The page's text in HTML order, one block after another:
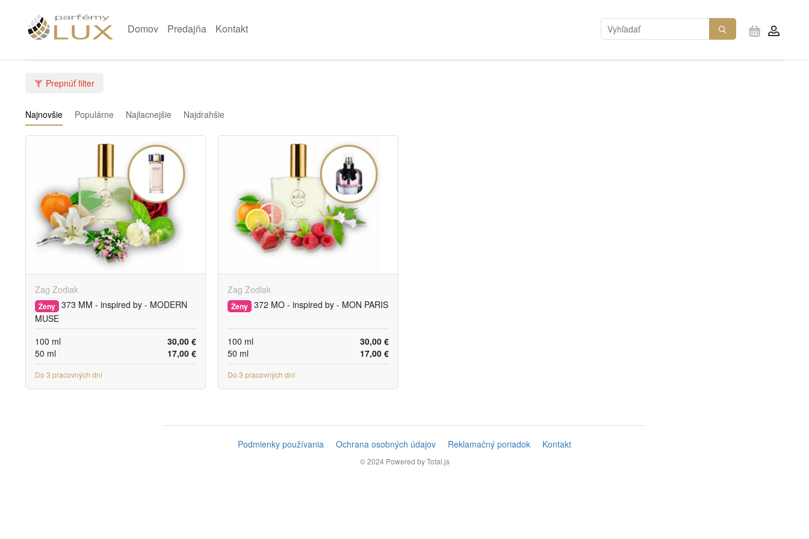
Domov Predajňa Kontakt
Prepnúť filter
Najnovšie Populárne Najlacnejšie Najdrahšie
Zag Zodiak
Ženy 373 MM - inspired by - MODERN
MUSE
30,00 €
100 ml
17,00 €
50 ml
Do 3 pracovných dní
Zag Zodiak
Ženy 372 MO - inspired by - MON PARIS
30,00 €
100 ml
17,00 €
50 ml
Do 3 pracovných dní
Podmienky používania Ochrana osobných údajov Reklamačný poriadok Kontakt
© 2024 Powered by Total.js